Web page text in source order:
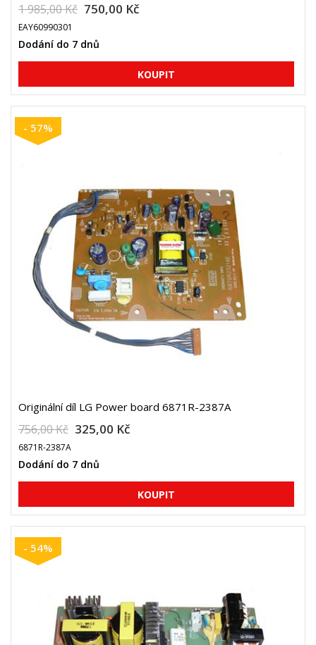
1 985,00 Kč 750,00 Kč
EAY60990301
Dodání do 7 dnů
- 57%
Originální díl LG Power board 6871R-2387A
756,00 Kč 325,00 Kč
6871R-2387A
Dodání do 7 dnů
- 54%